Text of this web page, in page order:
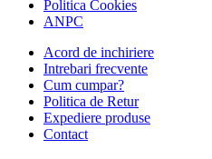
Politica Cookies
ANPC
Acord de inchiriere
Intrebari frecvente
Cum cumpar?
Politica de Retur
Expediere produse
Contact